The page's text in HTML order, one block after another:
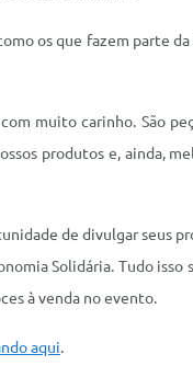
os que fazem parte
muito carinho. São
produtos e, ainda,
de divulgar seus
Solidária. Tudo isso
à venda no evento.
aqui.